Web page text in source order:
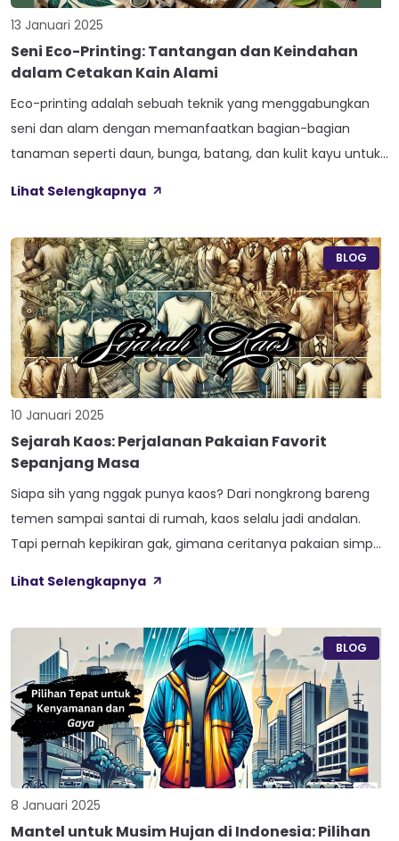
13 Januari 2025
Seni Eco-Printing: Tantangan dan Keindahan
dalam Cetakan Kain Alami
Eco-printing adalah sebuah teknik yang menggabungkan
seni dan alam dengan memanfaatkan bagian-bagian
tanaman seperti daun, bunga, batang, dan kulit kayu untuk
menggunakan metode yang ramah lingkungan untuk
kimia atau pewarna sintetis. Eco-printing menghasilkan
cetakan yang sangat khas, karena hasilnya sangat
bergantung pada […]
Lihat Selengkapnya
BLOG
10 Januari 2025
Sejarah Kaos: Perjalanan Pakaian Favorit
Sepanjang Masa
Siapa sih yang nggak punya kaos? Dari nongkrong bareng
temen sampai santai di rumah, kaos selalu jadi andalan.
Tapi pernah kepikiran gak, gimana ceritanya pakaian simpel
Ternyata, kaos punya perjalanan panjang dan seru banget,
Lihat Selengkapnya
BLOG
8 Januari 2025
Mantel untuk Musim Hujan di Indonesia: Pilihan